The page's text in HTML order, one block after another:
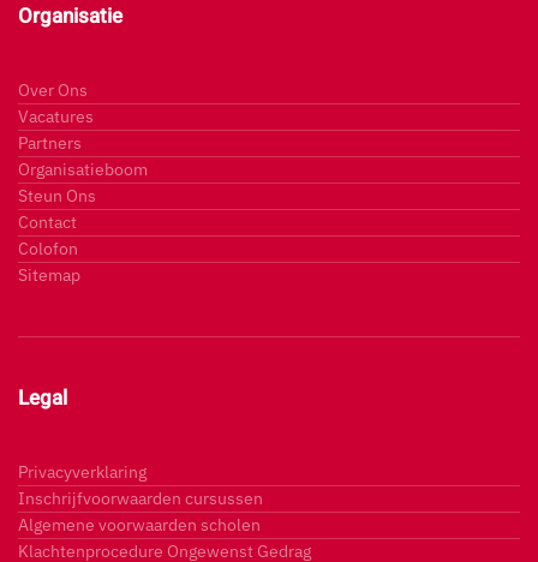
Organisatie
Over Ons
Vacatures
Partners
Organisatieboom
Steun Ons
Contact
Colofon
Sitemap
Legal
Privacyverklaring
Inschrijfvoorwaarden cursussen
Algemene voorwaarden scholen
Klachtenprocedure Ongewenst Gedrag